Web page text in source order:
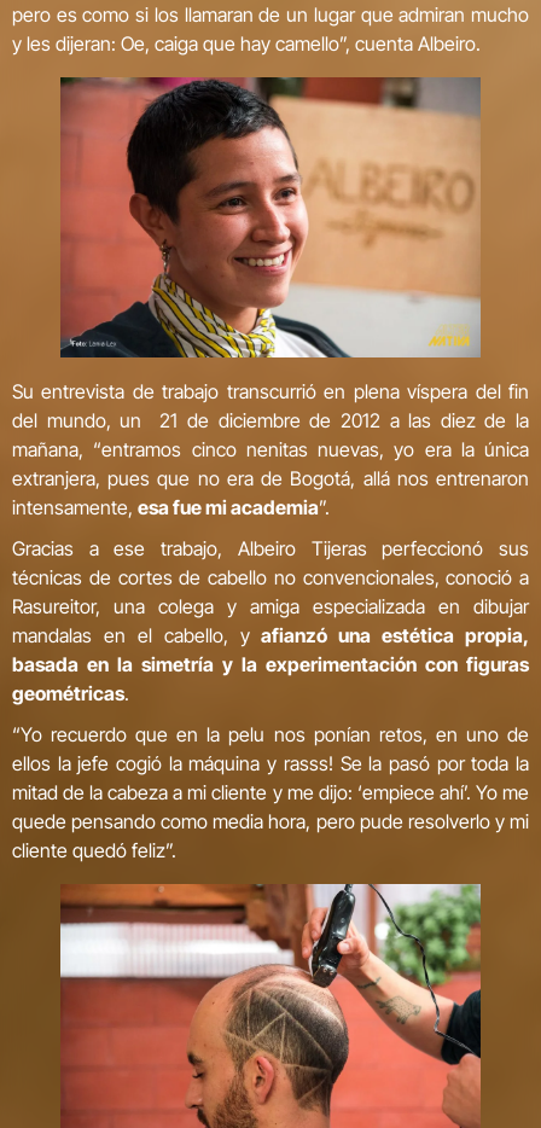
pero es como si los llamaran de un lugar que admiran mucho
y les dijeran: Oe, caiga que hay camello”, cuenta Albeiro.
Su entrevista de trabajo transcurrió en plena víspera del fin
del mundo, un 21 de diciembre de 2012 a las diez de la
mañana, “entramos cinco nenitas nuevas, yo era la única
extranjera, pues que no era de Bogotá, allá nos entrenaron
intensamente, esa fue mi academia”.
Gracias a ese trabajo, Albeiro Tijeras perfeccionó sus
técnicas de cortes de cabello no convencionales, conoció a
Rasureitor, una colega y amiga especializada en dibujar
mandalas en el cabello, y afianzó una estética propia,
basada en la simetría y la experimentación con figuras
geométricas.
“Yo recuerdo que en la pelu nos ponían retos, en uno de
ellos la jefe cogió la máquina y rasss! Se la pasó por toda la
mitad de la cabeza a mi cliente y me dijo: ‘empiece ahí’. Yo me
quede pensando como media hora, pero pude resolverlo y mi
cliente quedó feliz”.